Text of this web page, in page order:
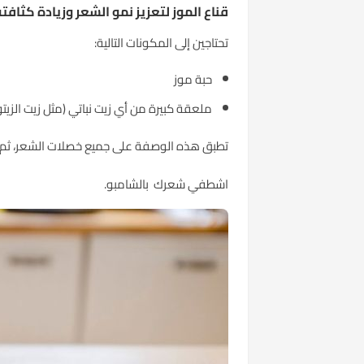
قناع الموز لتعزيز نمو الشعر وزيادة
تحتاجين إلى المكونات التالية:
حبة موز
ملعقة كبيرة من أي زيت نباتي (مثل زيت
تطبق هذه الوصفة على جميع خصلات الشعر، ثم قومي بتغطيته
اشطفي شعرك بالشامبو.